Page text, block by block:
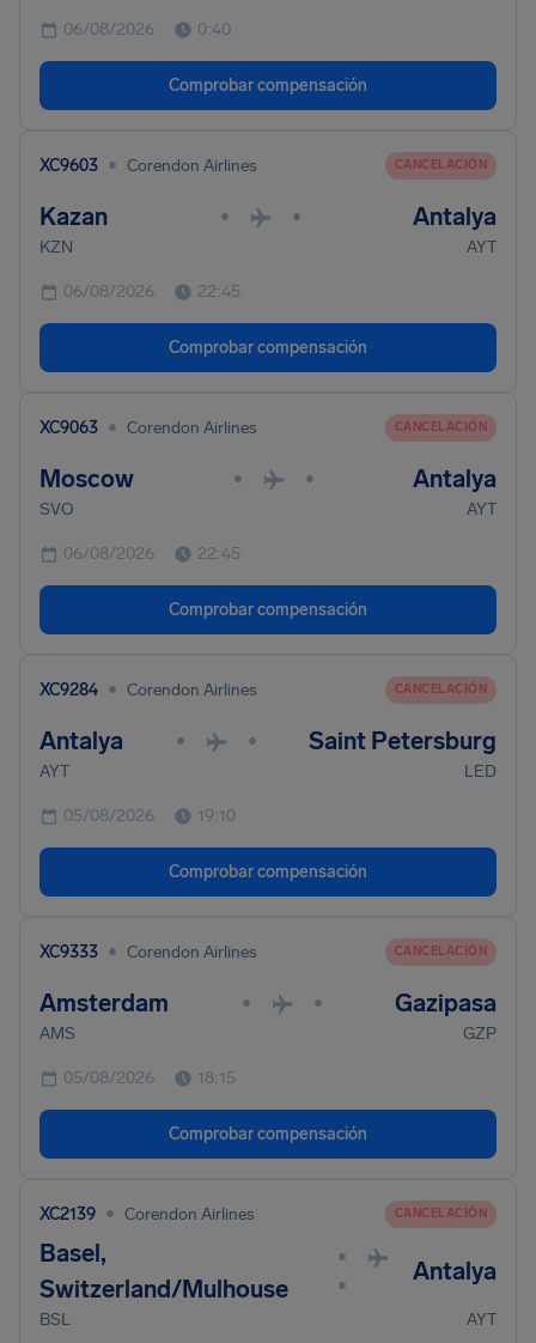
06/08/2026 0:40
Comprobar compensación
XC9603 • Corendon Airlines CANCELACIÓN
Kazan • • Antalya
KZN AYT
06/08/2026 22:45
Comprobar compensación
XC9063 • Corendon Airlines CANCELACIÓN
Moscow • • Antalya
SVO AYT
06/08/2026 22:45
Comprobar compensación
XC9284 • Corendon Airlines CANCELACIÓN
Antalya • • Saint Petersburg
AYT LED
05/08/2026 19:10
Comprobar compensación
XC9333 • Corendon Airlines CANCELACIÓN
Amsterdam • • Gazipasa
AMS GZP
05/08/2026 18:15
Comprobar compensación
XC2139 • Corendon Airlines CANCELACIÓN
Basel,
Switzerland/Mulhouse
•
•
Antalya
BSL
AYT